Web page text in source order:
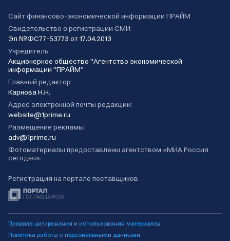
Сайт финансово-экономической информации ПРАЙМ
Свидетельство о регистрации СМИ:
Эл №ФС77-53773 от 17.04.2013
Учредитель:
Акционерное общество "Агентство экономической
информации "ПРАЙМ"
Главный редактор:
Карнова Н.Н.
Адрес электронной почты редакции:
website@1prime.ru
Размещение рекламы:
adv@1prime.ru
Фотоматериалы предоставлены агентством «МИА Россия
сегодня».
Регистрация на портале поставщиков
Правила цитирования и использования материалов
Политика работы с персональными данными